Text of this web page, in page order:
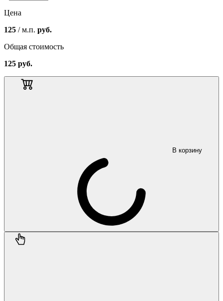
Цена
125 / м.п. руб.
Общая стоимость
125 руб.
В корзину